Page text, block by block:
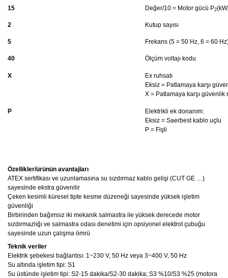
15 Değer/10 = Motor gücü P2
2 Kutup sayısı
5 Frekans (5 = 50 Hz, 6 = 60
40 Ölçüm voltajı kodu
X
Ex ruhsatı
Eksiz = Patlamaya karşı
X = Patlamaya karşı güvenlik
P
Elektrikli ek donanım:
Eksiz = Saerbest kablo uçlu
P = Fişli
Özellikler/ürünün avantajları
ATEX sertifikası ve uzunlamasına su sızdırmaz kablo gelişi (CUT GE …)
sayesinde ekstra güvenilir
Çeken kesimli küresel tipte kesme düzeneği sayesinde yüksek işletim
güvenliği
Birbirinden bağımsız iki mekanik salmastra ile yüksek derecede motor
sızdırmazlığı ve salmastra odası denetimi için opsiyonel elektrot çubuğu
sayesinde uzun çalışma ömrü
Teknik veriler
Elektrik şebekesi bağlantısı: 1~230 V, 50 Hz veya 3~400 V, 50 Hz
Su altında işletim tipi: S1
Su üstünde işletim tipi: S2-15 dakika/S2-30 dakika; S3 %10/S3 %25 (motora